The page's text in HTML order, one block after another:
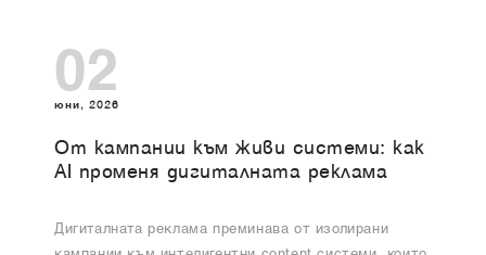
02
юни, 2026
От кампании към живи системи: как
AI променя дигиталната реклама
Дигиталната реклама преминава от изолирани